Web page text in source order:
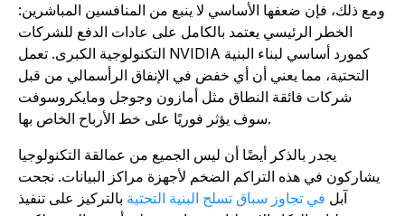
ذلك، فإن ضعفها الأساسي لا ينبع من المنافسين المباشرين:
الخطر الرئيسي يعتمد بالكامل على عادات الدفع للشركات
التكنولوجية الكبرى. تعمل NVIDIA كمورد أساسي لبناء البنية
التحتية، مما يعني أن أي خفض في الإنفاق الرأسمالي من قبل
شركات فائقة النطاق مثل أمازون وجوجل ومايكروسوفت
يجدر بالذكر أيضًا أن ليس الجميع من عمالقة التكنولوجيا
يشاركون في هذه التراكم الضخم لأجهزة مراكز البيانات. نجحت
في تجاوز سباق تسلح البنية التحتيةبالتركيز على تنفيذ